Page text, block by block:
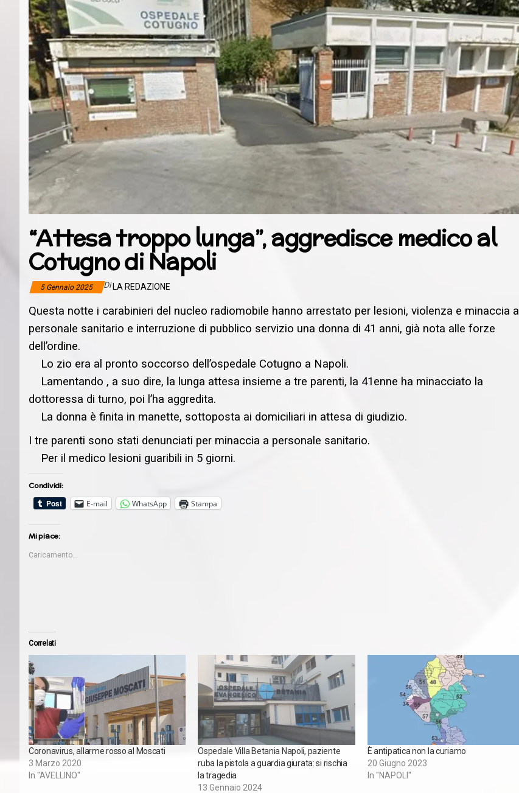
“Attesa troppo lunga”, aggredisce medico al
Cotugno di Napoli
5 Gennaio 2025 Di LA REDAZIONE
Questa notte i carabinieri del nucleo radiomobile hanno arrestato per lesioni, violenza e minaccia a
personale sanitario e interruzione di pubblico servizio una donna di 41 anni, già nota alle forze
dell’ordine.
Lo zio era al pronto soccorso dell’ospedale Cotugno a Napoli.
Lamentando , a suo dire, la lunga attesa insieme a tre parenti, la 41enne ha minacciato la
dottoressa di turno, poi l’ha aggredita.
La donna è finita in manette, sottoposta ai domiciliari in attesa di giudizio.
I tre parenti sono stati denunciati per minaccia a personale sanitario.
Per il medico lesioni guaribili in 5 giorni.
Condividi:
E-mail
WhatsApp Stampa
Mi piace:
Caricamento...
Correlati
Coronavirus, allarme rosso al Moscati
3 Marzo 2020
In "AVELLINO"
Ospedale Villa Betania Napoli, paziente
ruba la pistola a guardia giurata: si rischia
la tragedia
13 Gennaio 2024
È antipatica non la curiamo
20 Giugno 2023
In "NAPOLI"